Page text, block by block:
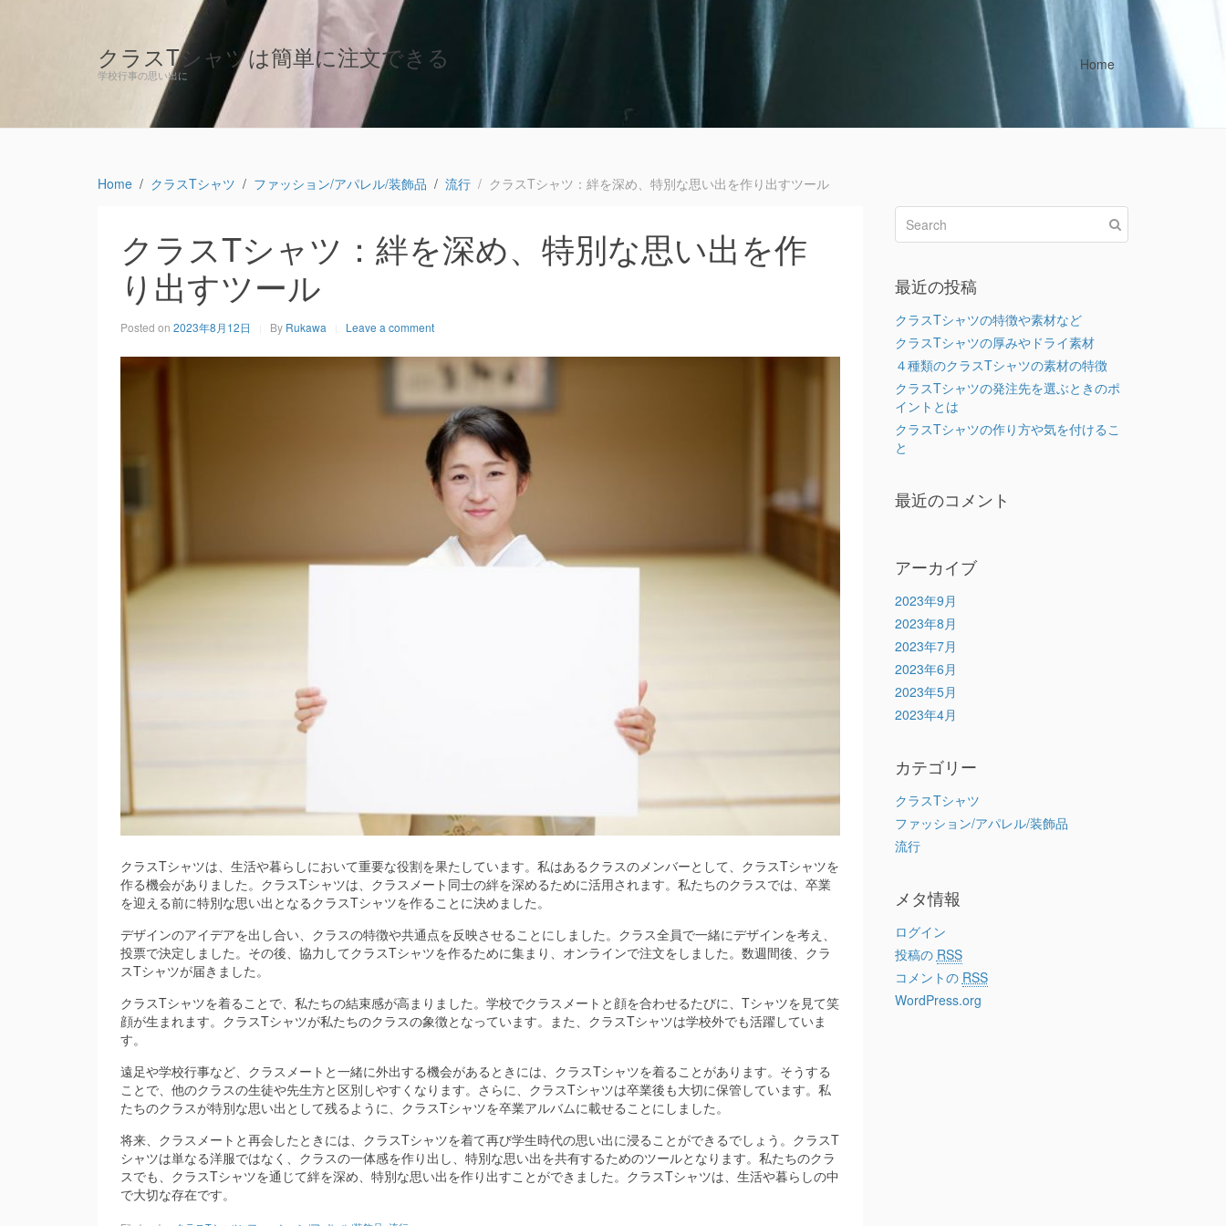
クラスTシャツは簡単に注文できる
学校行事の思い出に
Home
Home クラスTシャツ ファッション/アパレル/装飾品 流行 クラスTシャツ：絆を深め、特別な思い出を作り出すツール
クラスTシャツ：絆を深め、特別な思い出を作
り出すツール
Posted on 2023年8月12日 By Rukawa Leave a comment
クラスTシャツは、生活や暮らしにおいて重要な役割を果たしています。 私はあるクラスのメンバーとして、クラスTシャツを
作る機会がありました。クラスTシャツは、クラスメート同士の絆を深めるために活用されます。私たちのクラスでは、卒業
を迎える前に特別な思い出となるクラスTシャツを作ることに決めました。
デザインのアイデアを出し合い、クラスの特徴や共通点を反映させることにしました。クラス全員で一緒にデザインを考え、
投票で決定しました。その後、協力してクラスTシャツを作るために集まり、オンラインで注文をしました。数週間後、クラ
スTシャツが届きました。
クラスTシャツを着ることで、私たちの結束感が高まりました。学校でクラスメートと顔を合わせるたびに、Tシャツを見て笑
顔が生まれます。クラスTシャツが私たちのクラスの象徴となっています。また、クラスTシャツは学校外でも活躍していま
す。
遠足や学校行事など、クラスメートと一緒に外出する機会があるときには、クラスTシャツを着ることがあります。そうする
ことで、他のクラスの生徒や先生方と区別しやすくなります。さらに、クラスTシャツは卒業後も大切に保管しています。私
たちのクラスが特別な思い出として残るように、クラスTシャツを卒業アルバムに載せることにしました。
将来、クラスメートと再会したときには、クラスTシャツを着て再び学生時代の思い出に浸ることができるでしょう。クラスT
シャツは単なる洋服ではなく、クラスの一体感を作り出し、特別な思い出を共有するためのツールとなります。私たちのクラ
スでも、クラスTシャツを通じて絆を深め、特別な思い出を作り出すことができました。クラスTシャツは、生活や暮らしの中
で大切な存在です。
最近の投稿
クラスTシャツの特徴や素材など
クラスTシャツの厚みやドライ素材
４種類のクラスTシャツの素材の特徴
クラスTシャツの発注先を選ぶときのポ
イントとは
クラスTシャツの作り方や気を付けるこ
と
最近のコメント
アーカイブ
2023年9月
2023年8月
2023年7月
2023年6月
2023年5月
2023年4月
カテゴリー
クラスTシャツ
ファッション/アパレル/装飾品
流行
メタ情報
ログイン
投稿の RSS
コメントの RSS
WordPress.org